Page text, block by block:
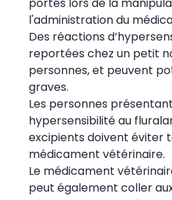
l'administration du
Des réactions
reportées chez un petit
personnes, et peuvent
graves.
Les personnes
hypersensibilité au
excipients doivent éviter
médicament vétérinaire.
Le médicament
peut également coller